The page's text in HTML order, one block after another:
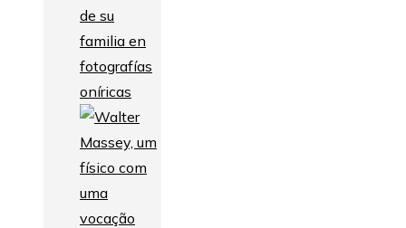
de su
familia en
fotografías
oníricas